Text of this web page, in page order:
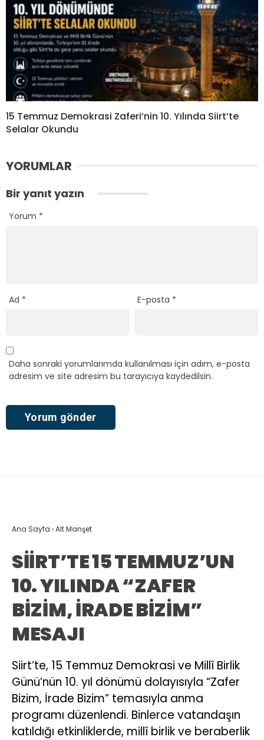
15 Temmuz Demokrasi Zaferi’nin 10. Yılında Siirt’te
Selalar Okundu
YORUMLAR
Bir yanıt yazın
Yorum *
Ad * E-posta *
Daha sonraki yorumlarımda kullanılması için adım, e-posta
adresim ve site adresim bu tarayıcıya kaydedilsin.
Ana Sayfa ›Alt Manşet
SİİRT’TE 15 TEMMUZ’UN
10. YILINDA “ZAFER
BİZİM, İRADE BİZİM”
MESAJI
Siirt’te, 15 Temmuz Demokrasi ve Millî Birlik
Günü’nün 10. yıl dönümü dolayısıyla “Zafer
Bizim, İrade Bizim” temasıyla anma
programı düzenlendi. Binlerce vatandaşın
katıldığı etkinliklerde, millî birlik ve beraberlik